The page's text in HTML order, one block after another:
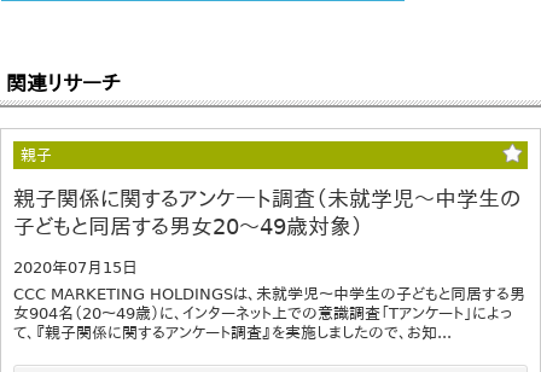
関連リサーチ
親子
親子関係に関するアンケート調査（未就学児～中学生の
子どもと同居する男女20～49歳対象）
2020年07月15日
CCC MARKETING HOLDINGSは、未就学児～中学生の子どもと同居する男
女904名（20～49歳）に、インターネット上での意識調査「Tアンケート」によっ
て、『親子関係に関するアンケート調査』を実施しましたので、お知...